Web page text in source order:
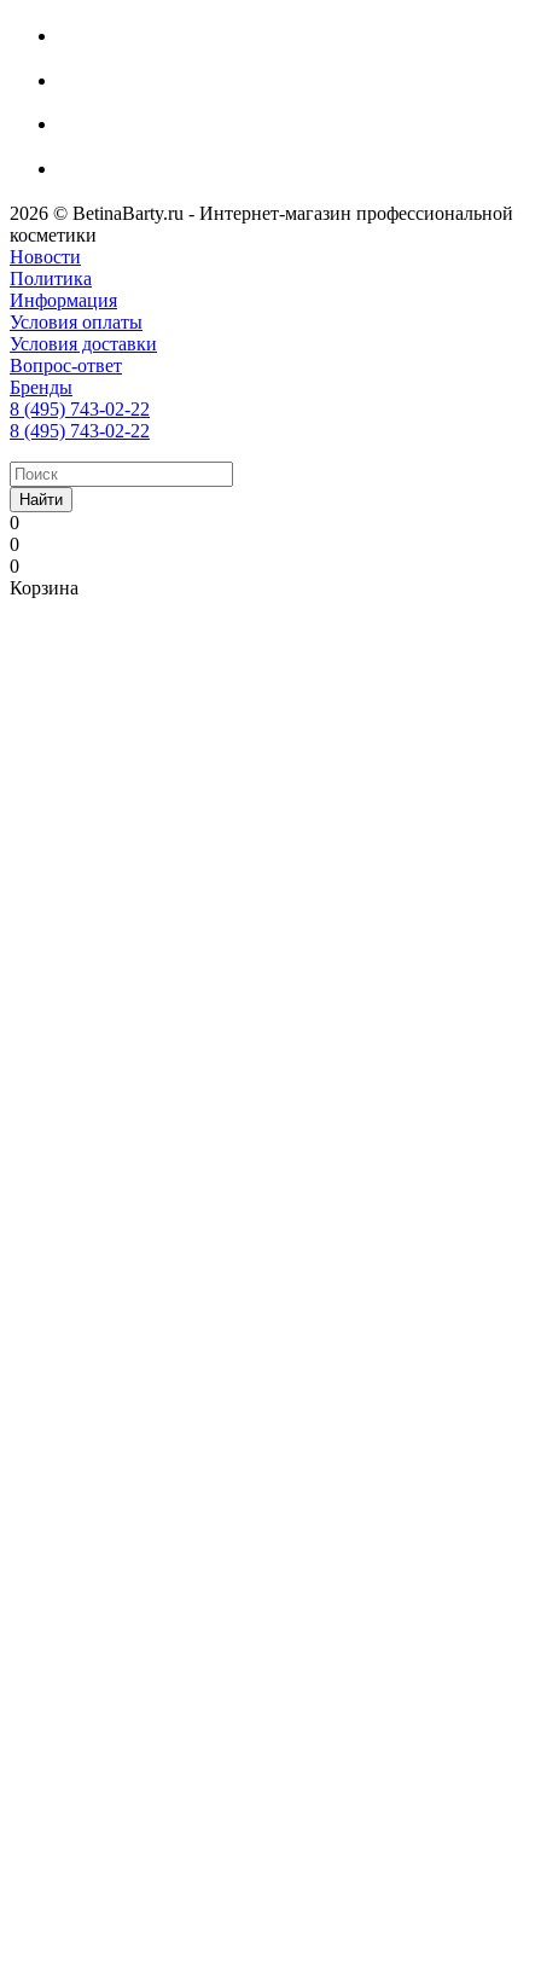
2026 © BetinaBarty.ru - Интернет-магазин профессиональной
косметики
Новости
Политика
Информация
Условия оплаты
Условия доставки
Вопрос-ответ
Бренды
8 (495) 743-02-22
8 (495) 743-02-22
Найти
0
0
0
Корзина